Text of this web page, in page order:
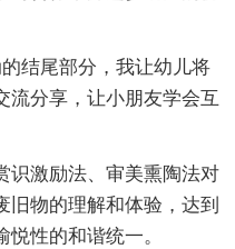
结尾部分，我让幼儿将
流分享，让小朋友学会互
识激励法、审美熏陶法对
旧物的理解和体验，达到
性的和谐统一。